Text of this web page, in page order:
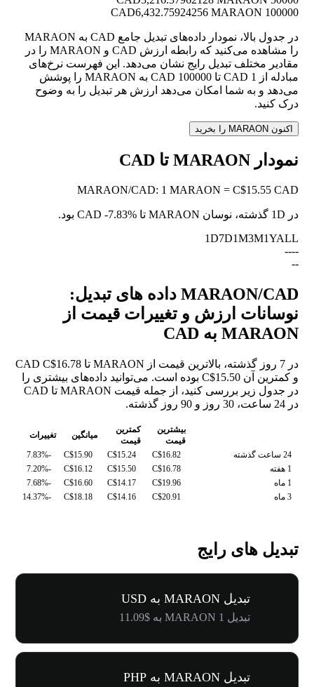
100000 CAD
6,432.75924256 MARAON
در جدول بالا، نمودار داده‌های تبدیل جامع CAD به MARAON
را مشاهده می‌کنید که رابطه ارزش CAD و MARAON را در
مقادیر مختلف تبدیل رایج نشان می‌دهد. این فهرست نرخ‌های
مبادله از 1 CAD تا 100000 CAD به MARAON را پوشش
می‌دهد و به شما امکان می‌دهد ارزش هر تبدیل را به وضوح
درک کنید.
اکنون MARAON را بخرید
نمودار MARAON تا CAD
MARAON/CAD: 1 MARAON = C$15.55 CAD
در 1D گذشته، نوسان MARAON تا CAD -7.83%
بود.
1D7D1M3M1YALL
--
--
--
MARAON/CAD داده های تبدیل:
نوسانات ارزش و تغییرات قیمت از
MARAON به CAD
در 7 روز گذشته، بالاترین قیمت از MARAON تا CAD C$16.78
و کمترین آن C$15.50 بوده است. می‌توانید داده‌های بیشتری را
در جدول زیر بررسی کنید، از جمله قیمت MARAON تا CAD
در 24 ساعت، 30 روز و 90 روز گذشته.
بیشترین
قیمت
کمترین
قیمت
میانگین
تغییرات
24 ساعت گذشته
C$16.82
C$15.24
C$15.90
-7.83%
1 هفته
C$16.78
C$15.50
C$16.12
-7.20%
1 ماه
C$19.96
C$14.17
C$16.60
-7.68%
3 ماه
C$20.91
C$14.16
C$18.18
-14.37%
تبدیل های رایج
تبدیل MARAON به USD
تبدیل 1 MARAON به $11.09
تبدیل MARAON به PHP